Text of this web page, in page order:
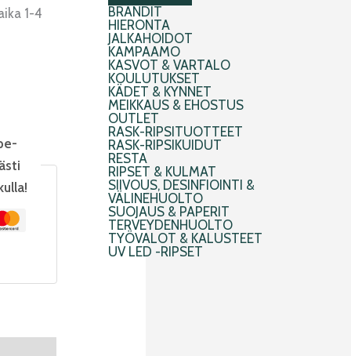
1-4
BRÄNDIT
HIERONTA
JALKAHOIDOT
KAMPAAMO
KASVOT & VARTALO
KOULUTUKSET
KÄDET & KYNNET
MEIKKAUS & EHOSTUS
OUTLET
RASK-RIPSITUOTTEET
RASK-RIPSIKUIDUT
RESTA
RIPSET & KULMAT
SIIVOUS, DESINFIOINTI &
VÄLINEHUOLTO
SUOJAUS & PAPERIT
TERVEYDENHUOLTO
TYÖVALOT & KALUSTEET
UV LED -RIPSET